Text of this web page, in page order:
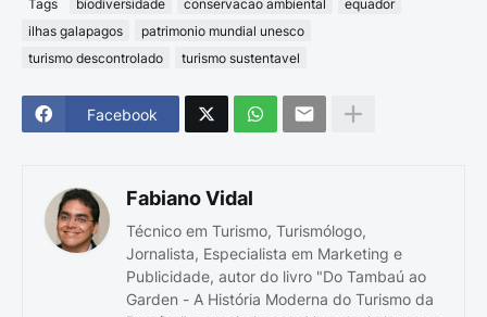
Tags biodiversidade conservacao ambiental
equador
ilhas galapagos
patrimonio mundial unesco
turismo descontrolado
turismo sustentavel
Facebook
Fabiano Vidal
Técnico em Turismo, Turismólogo,
Jornalista, Especialista em Marketing e
Publicidade, autor do livro "Do Tambaú ao
Garden - A História Moderna do Turismo da